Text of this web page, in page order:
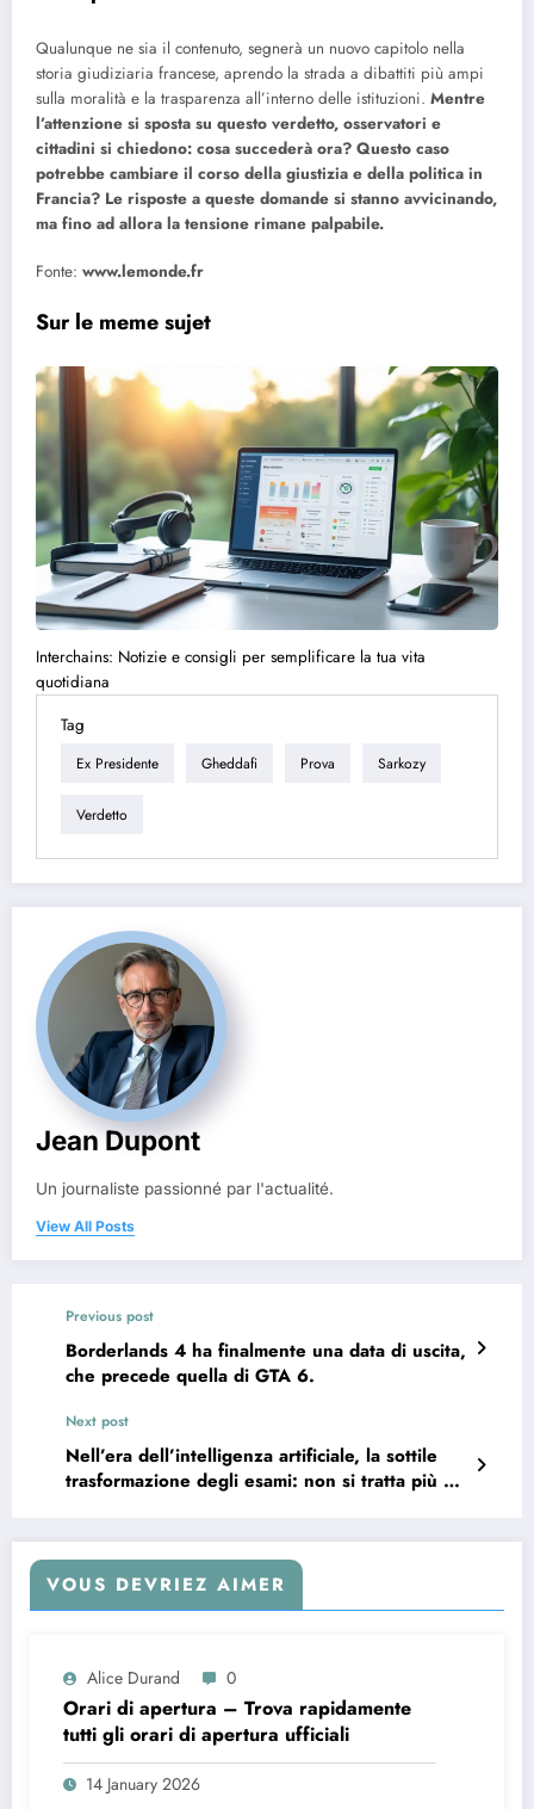
Qualunque ne sia il contenuto, segnerà un nuovo capitolo nella
storia giudiziaria francese, aprendo la strada a dibattiti più ampi
sulla moralità e la trasparenza all’interno delle istituzioni. Mentre
l’attenzione si sposta su questo verdetto, osservatori e
cittadini si chiedono: cosa succederà ora? Questo caso
potrebbe cambiare il corso della giustizia e della politica in
Francia? Le risposte a queste domande si stanno avvicinando,
ma fino ad allora la tensione rimane palpabile.
Fonte: www.lemonde.fr
Sur le meme sujet
Interchains: Notizie e consigli per semplificare la tua vita
quotidiana
Tag
Ex Presidente Gheddafi Prova Sarkozy
Verdetto
Jean Dupont
Un journaliste passionné par l'actualité.
View All Posts
Previous post
Borderlands 4 ha finalmente una data di uscita,
che precede quella di GTA 6.
Next post
Nell’era dell’intelligenza artificiale, la sottile
trasformazione degli esami: non si tratta più di
VOUS DEVRIEZ AIMER
Alice Durand 0
Orari di apertura – Trova rapidamente
tutti gli orari di apertura ufficiali
14 January 2026